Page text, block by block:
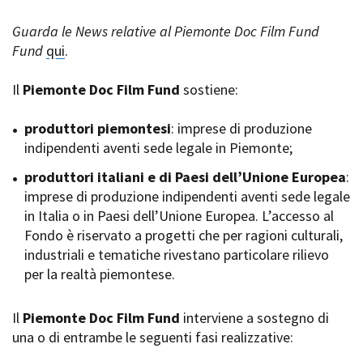
Spazi nella sede FCTP
Sala Casting
Sala Paolo Tenna
Piemonte Film Tv Fund
Piemonte Film Tv
Development Fund
Piemonte Doc Film Fund
Short Film Fund
PRODUCTION GUIDE
Società di produzione
Strutture di servizio
Attrici-Attori
Beginners
Festival de Cannes
Locarno Film Festival
Cinematografica Venezia
Toronto International Film
Festa del Cinema di Roma
Torino Film Festival
David di Donatello
Nastri d’Argento
Premio Solinas
Location - Accedi al tuo
profilo
Guarda le News relative al Piemonte Doc Film Fund
Fund qui.
Il Piemonte Doc Film Fund sostiene:
produttori piemontesi: imprese di produzione
indipendenti aventi sede legale in Piemonte;
produttori italiani e di Paesi dell’Unione Europea:
imprese di produzione indipendenti aventi sede legale
in Italia o in Paesi dell’Unione Europea. L’accesso al
Fondo è riservato a progetti che per ragioni culturali,
industriali e tematiche rivestano particolare rilievo
per la realtà piemontese.
Il Piemonte Doc Film Fund interviene a sostegno di
una o di entrambe le seguenti fasi realizzative: